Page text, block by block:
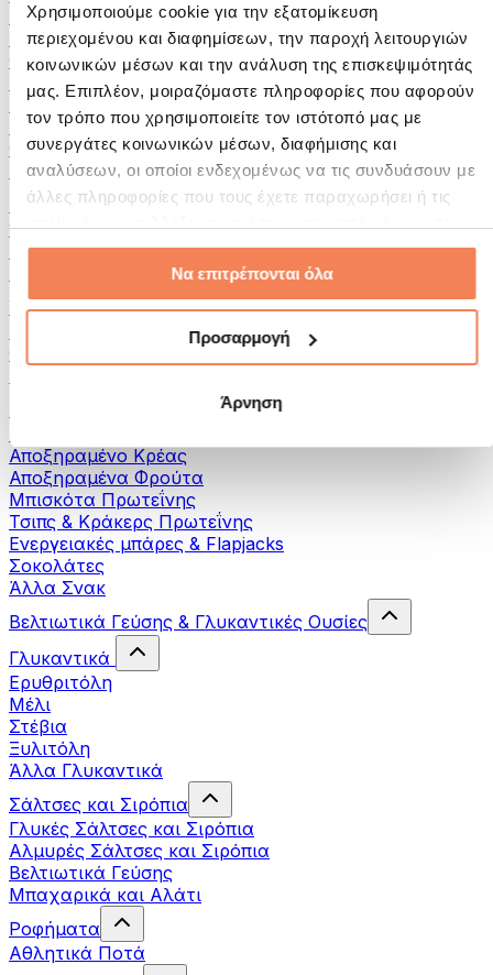
Χρησιμοποιούμε cookie για την εξατομίκευση
περιεχομένου και διαφημίσεων, την παροχή λειτουργιών
κοινωνικών μέσων και την ανάλυση της επισκεψιμότητάς
μας. Επιπλέον, μοιραζόμαστε πληροφορίες που αφορούν
τον τρόπο που χρησιμοποιείτε τον ιστότοπό μας με
συνεργάτες κοινωνικών μέσων, διαφήμισης και
αναλύσεων, οι οποίοι ενδεχομένως να τις συνδυάσουν με
άλλες πληροφορίες που τους έχετε παραχωρήσει ή τις
χρήση των υπηρεσιών τους.
Να επιτρέπονται όλα
Προσαρμογή
Άρνηση
Αλείμματα και Πάστες
Ψάρια
Φαγητό Έτοιμο για Κατανάλωση
Αυγά
Ψωμί & Αρτοσκευάσματα
Κρέας
Οσπρια
Άλλα Fitness Τρόφιμα
Βούτυρα Ξηρών Καρπών
100% Βούτυρα Ξηρών Καρπών
Γλυκά Βούτυρα Ξηρών Καρπών
Πρωτεϊνικά Βούτυρα Ξηρών Καρπών
Υπερτροφές
Πράσινες Υπερτροφές
Φυτικές Ίνες
Αποξηραμένο Κρέας
Αποξηραμένα Φρούτα
Μπισκότα Πρωτεΐνης
Τσιπς & Kράκερς Πρωτεΐνης
Ενεργειακές μπάρες & Flapjacks
Σοκολάτες
Άλλα Σνακ
Βελτιωτικά Γεύσης & Γλυκαντικές Ουσίες
Γλυκαντικά
Ερυθριτόλη
Μέλι
Στέβια
Ξυλιτόλη
Άλλα Γλυκαντικά
Σάλτσες και Σιρόπια
Γλυκές Σάλτσες και Σιρόπια
Αλμυρές Σάλτσες και Σιρόπια
Bελτιωτικά Γεύσης
Μπαχαρικά και Αλάτι
Ροφήματα
Αθλητικά Ποτά